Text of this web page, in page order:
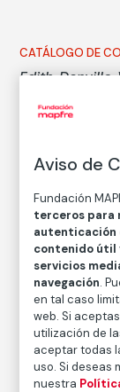
CATÁLOGO DE
Edith, Danville,
Emmet Gowin
Técnica
plata
Medidas
Medidas
Medidas
Inventario
FM002428
Fecha
1980
Aviso de
Fundación
terceros para
autenticación
contenido útil
servicios
navegación.
en tal caso
web. Si
utilización de
aceptar todas
uso. Si deseas
nuestra